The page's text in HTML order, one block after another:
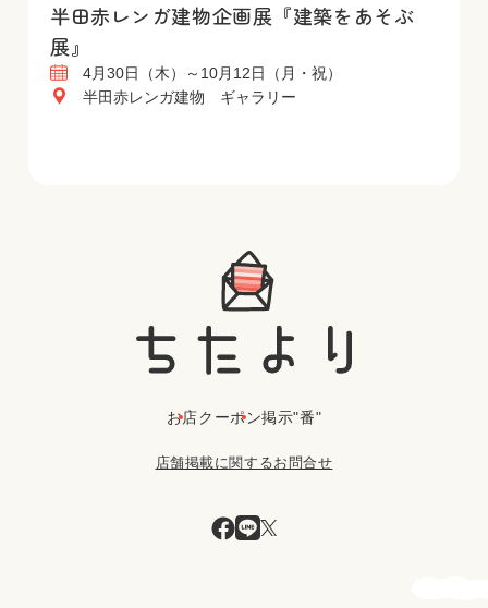
半田赤レンガ建物企画展『建築をあそぶ
展』
4月30日（木）～10月12日（月・祝）
半田赤レンガ建物 ギャラリー
お店クーポン掲示"番"
店舗掲載に関するお問合せ